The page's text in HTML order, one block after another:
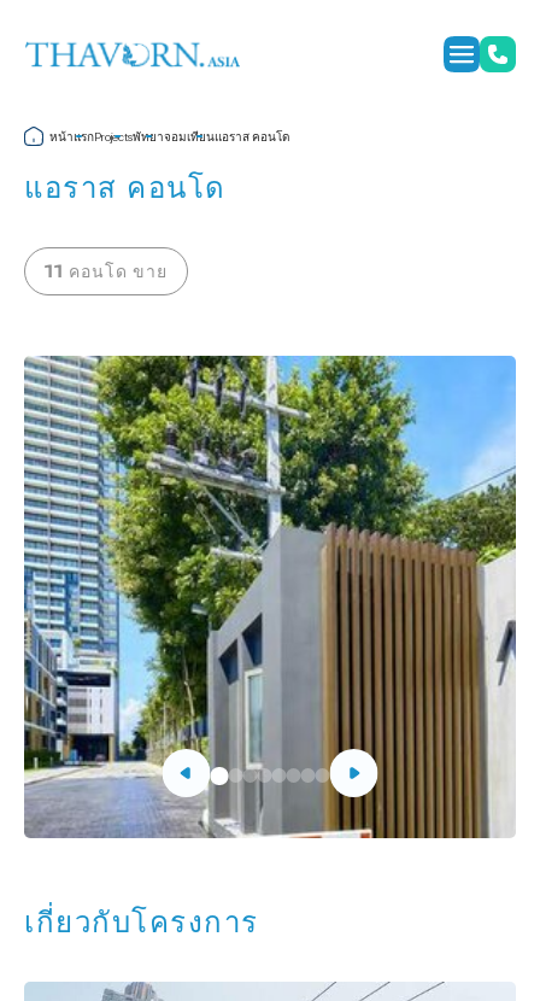
หน้าแรกProjectsพัทยาจอมเทียนแอราส คอนโด
แอราส คอนโด
11 คอนโด ขาย
เกี่ยวกับโครงการ